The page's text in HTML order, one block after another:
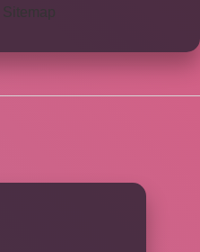
Sitemap